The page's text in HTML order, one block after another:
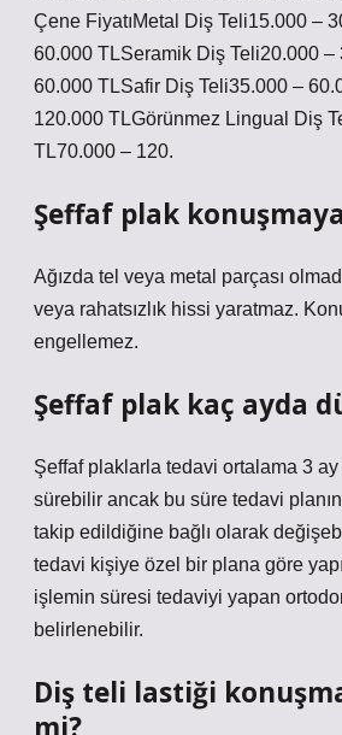
Çene FiyatıMetal Diş Teli15.000 –
60.000 TLSeramik Diş Teli20.000 –
60.000 TLSafir Diş Teli35.000 –
120.000 TLGörünmez Lingual Diş
TL70.000 – 120.
Şeffaf plak
Ağızda tel veya metal parçası
veya rahatsızlık hissi yaratmaz.
engellemez.
Şeffaf plak kaç ayda
Şeffaf plaklarla tedavi ortalama 3 ay
sürebilir ancak bu süre tedavi
takip edildiğine bağlı olarak
tedavi kişiye özel bir plana göre
işlemin süresi tedaviyi yapan
belirlenebilir.
Diş teli lastiği
mi?